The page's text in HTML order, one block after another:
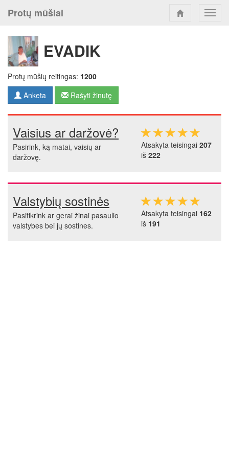
Protų mūšiai
EVADIK
Protų mūšių reitingas: 1200
Anketa
Rašyti žinutę
Vaisius ar daržovė?
Pasirink, ką matai, vaisių ar
daržovę.
Atsakyta teisingai 207
iš 222
Valstybių sostinės
Pasitikrink ar gerai žinai pasaulio
valstybes bei jų sostines.
Atsakyta teisingai 162
iš 191